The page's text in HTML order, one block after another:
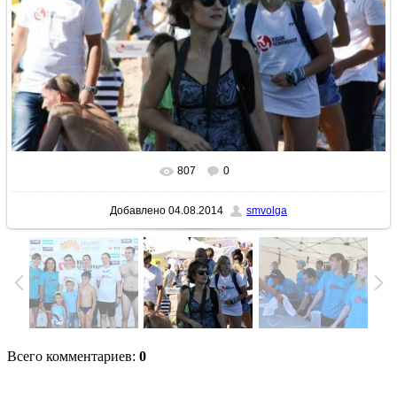
В реальном размере 640x427
807 0
Добавлено 04.08.2014 smvolga
Всего комментариев: 0